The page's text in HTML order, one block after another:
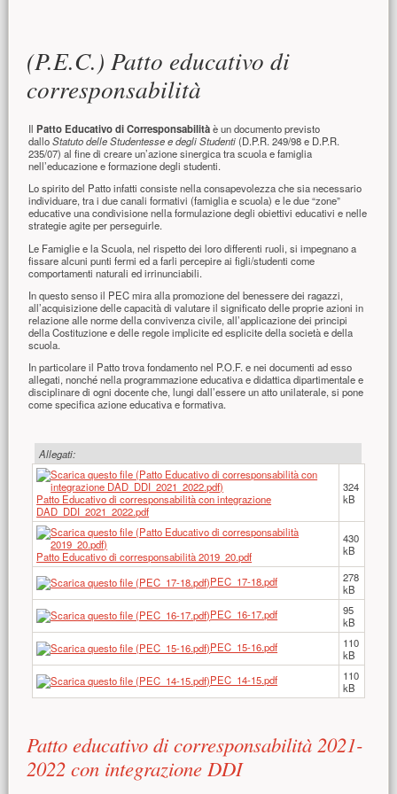
(P.E.C.) Patto educativo di
corresponsabilità
IlPatto Educativo di Corresponsabilitàè un documento previsto
dalloStatuto delle Studentesse e degli Studenti(D.P.R. 249/98 e D.P.R.
235/07) al fine di creare un’azione sinergica tra scuola e famiglia
nell’educazione e formazione degli studenti.
Lo spirito del Patto infatti consiste nella consapevolezza che sia necessario
individuare, tra i due canali formativi (famiglia e scuola) e le due “zone”
educative una condivisione nella formulazione degli obiettivi educativi e nelle
strategie agite per perseguirle.
Le Famiglie e la Scuola, nel rispetto dei loro differenti ruoli, si impegnano a
fissare alcuni punti fermi ed a farli percepire ai figli/studenti come
comportamenti naturali ed irrinunciabili.
In questo senso il PEC mira alla promozione del benessere dei ragazzi,
all’acquisizione delle capacità di valutare il significato delle proprie azioni in
relazione alle norme della convivenza civile, all’applicazione dei principi
della Costituzione e delle regole implicite ed esplicite della società e della
scuola.
In particolare il Patto trova fondamento nel P.O.F. e nei documenti ad esso
allegati, nonché nella programmazione educativa e didattica dipartimentale e
disciplinare di ogni docente che, lungi dall’essere un atto unilaterale, si pone
come specifica azione educativa e formativa.
Allegati:
Patto Educativo di corresponsabilità con integrazione
DAD_DDI_2021_2022.pdf
324
kB
Patto Educativo di corresponsabilità 2019_20.pdf
430
kB
PEC_17-18.pdf
278
kB
PEC_16-17.pdf
95
kB
PEC_15-16.pdf
110
kB
PEC_14-15.pdf
110
kB
Patto educativo di corresponsabilità 2021-
2022 con integrazione DDI